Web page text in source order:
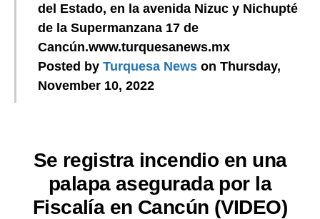
del Estado, en la avenida Nizuc y Nichupté
de la Supermanzana 17 de
Cancún.www.turquesanews.mx
Posted by Turquesa News on Thursday,
November 10, 2022
Se registra incendio en una
palapa asegurada por la
Fiscalía en Cancún (VIDEO)